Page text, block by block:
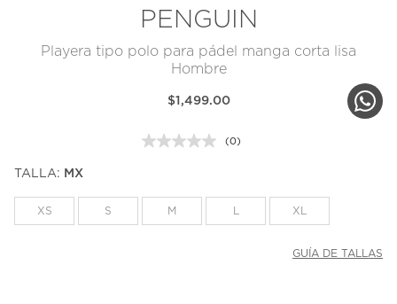
PENGUIN
Playera tipo polo para pádel manga corta lisa
Hombre
$1,499.00
Sin
la
misma
(0)
TALLA: MX
XS S M XL
GUÍA DE TALLAS